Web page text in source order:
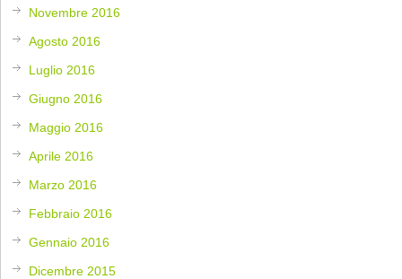
Novembre 2016
Agosto 2016
Luglio 2016
Giugno 2016
Maggio 2016
Aprile 2016
Marzo 2016
Febbraio 2016
Gennaio 2016
Dicembre 2015